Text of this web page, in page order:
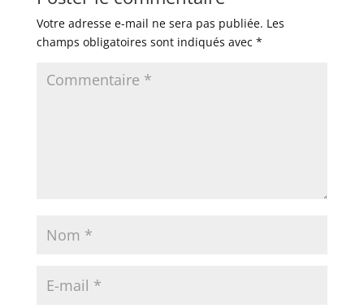
Votre adresse e-mail ne sera pas publiée. Les
champs obligatoires sont indiqués avec *